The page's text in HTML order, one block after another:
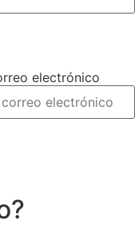
electrónico